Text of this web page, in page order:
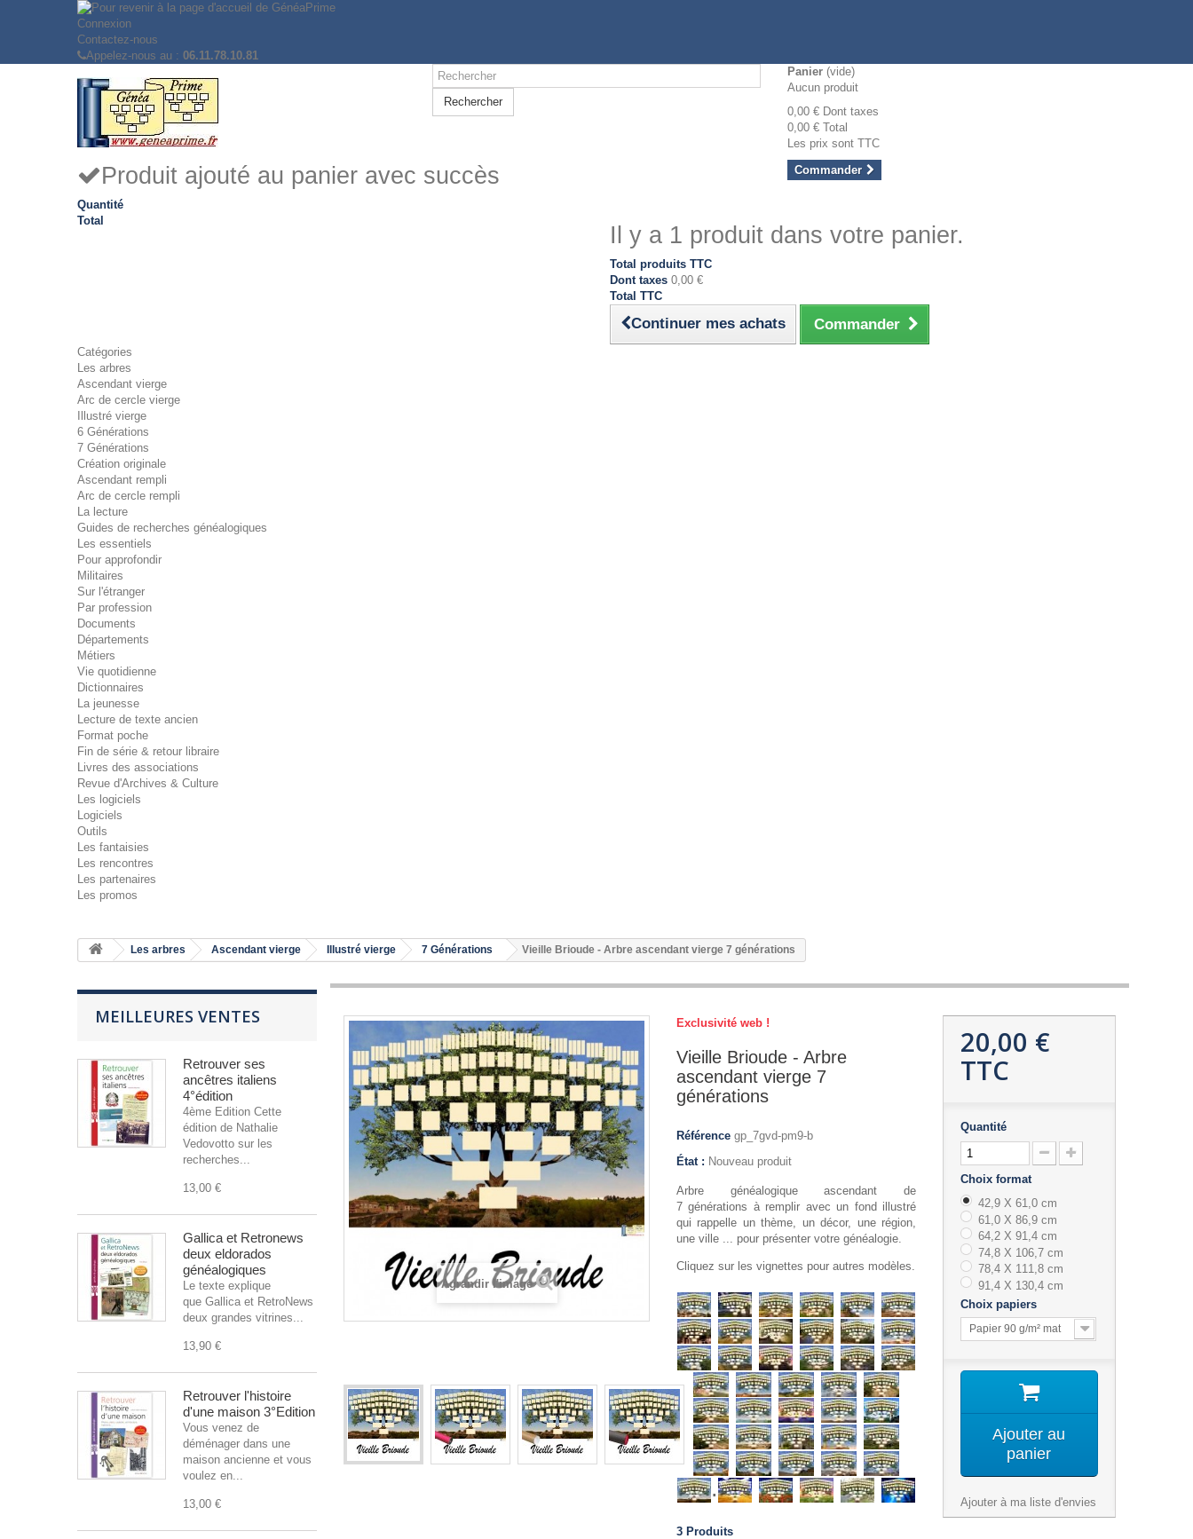
Connexion
Contactez-nous
Appelez-nous au : 06.11.78.10.81
Rechercher
Panier (vide)
Aucun produit
0,00 € Dont taxes
0,00 € Total
Les prix sont TTC
Commander
Produit ajouté au panier avec succès
Quantité
Total
Il y a 1 produit dans votre panier.
Total produits TTC
Dont taxes 0,00 €
Total TTC
Continuer mes achats Commander
Catégories
Les arbres
Ascendant vierge
Arc de cercle vierge
Illustré vierge
6 Générations
7 Générations
Création originale
Ascendant rempli
Arc de cercle rempli
La lecture
Guides de recherches généalogiques
Les essentiels
Pour approfondir
Militaires
Sur l'étranger
Par profession
Documents
Départements
Métiers
Vie quotidienne
Dictionnaires
La jeunesse
Lecture de texte ancien
Format poche
Fin de série & retour libraire
Livres des associations
Revue d'Archives & Culture
Les logiciels
Logiciels
Outils
Les fantaisies
Les rencontres
Les partenaires
Les promos
Les arbres Ascendant vierge Illustré vierge 7 Générations Vieille Brioude - Arbre ascendant vierge 7 générations
MEILLEURES VENTES
Retrouver ses
ancêtres italiens
4°édition
4ème Edition Cette
édition de Nathalie
Vedovotto sur les
recherches...
13,00 €
Gallica et Retronews
deux eldorados
généalogiques
Le texte explique
que Gallica et RetroNews sont
deux grandes vitrines...
13,90 €
Retrouver l'histoire
d'une maison 3°Edition
Vous venez de
déménager dans une
maison ancienne et vous
voulez en...
13,00 €
Agrandir l'image
Exclusivité web !
Vieille Brioude - Arbre
ascendant vierge 7
générations
Référence gp_7gvd-pm9-b
État : Nouveau produit
Arbre généalogique ascendant de
7 générations à remplir avec un fond illustré
qui rappelle un thème, un décor, une région,
une ville ... pour présenter votre généalogie.
Cliquez sur les vignettes pour autres modèles.
.
3 Produits
20,00 €
TTC
Quantité
Choix format
42,9 X 61,0 cm
61,0 X 86,9 cm
64,2 X 91,4 cm
74,8 X 106,7 cm
78,4 X 111,8 cm
91,4 X 130,4 cm
Choix papiers
Papier 90 g/m² mat
Ajouter au
panier
Ajouter à ma liste d'envies